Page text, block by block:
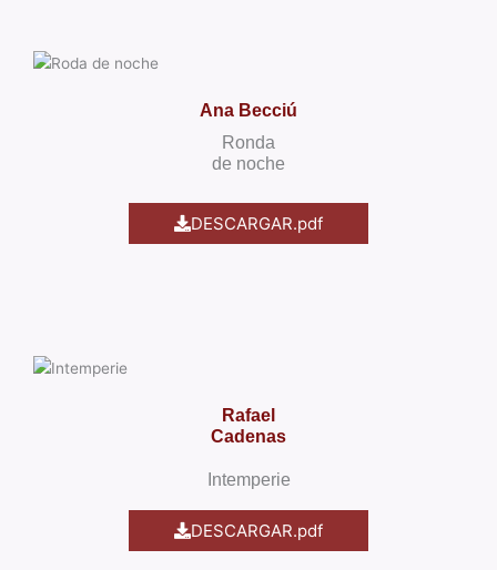
Ana Becciú
Ronda
de noche
DESCARGAR.pdf
Rafael
Cadenas
Intemperie
DESCARGAR.pdf